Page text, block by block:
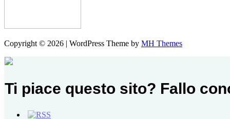
Copyright © 2026 | WordPress Theme by MH Themes
Ti piace questo sito? Fallo